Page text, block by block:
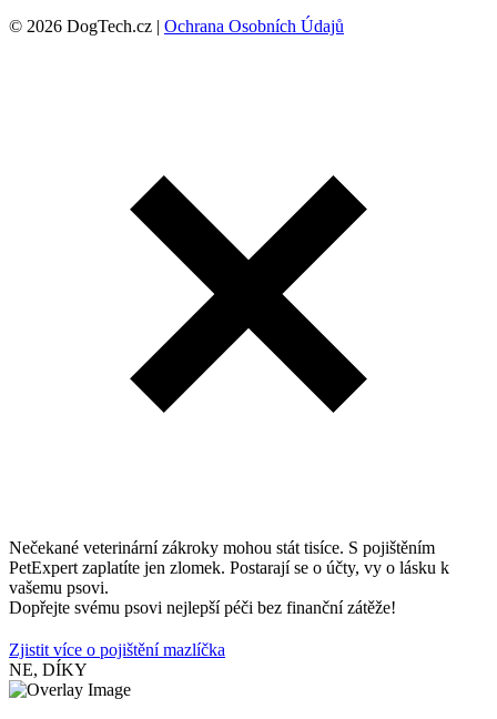
© 2026 DogTech.cz | Ochrana Osobních Údajů
Nečekané veterinární zákroky mohou stát tisíce. S pojištěním
PetExpert zaplatíte jen zlomek. Postarají se o účty, vy o lásku k
vašemu psovi.
Dopřejte svému psovi nejlepší péči bez finanční zátěže!
Zjistit více o pojištění mazlíčka
NE, DÍKY